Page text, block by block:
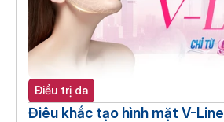
Điều trị da
Điêu khắc tạo hình mặt V-Line